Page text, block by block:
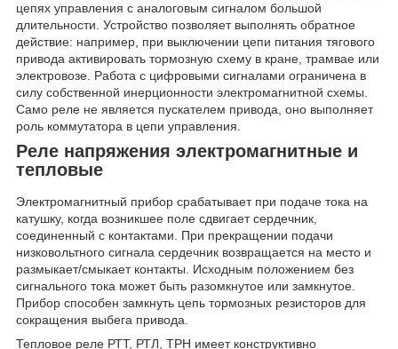
цепях управления с аналоговым сигналом большой
длительности. Устройство позволяет выполнять обратное
действие: например, при выключении цепи питания тягового
привода активировать тормозную схему в кране, трамвае или
электровозе. Работа с цифровыми сигналами ограничена в
силу собственной инерционности электромагнитной схемы.
Само реле не является пускателем привода, оно выполняет
роль коммутатора в цепи управления.
Реле напряжения электромагнитные и
тепловые
Электромагнитный прибор срабатывает при подаче тока на
катушку, когда возникшее поле сдвигает сердечник,
соединенный с контактами. При прекращении подачи
низковольтного сигнала сердечник возвращается на место и
размыкает/смыкает контакты. Исходным положением без
сигнального тока может быть разомкнутое или замкнутое.
Прибор способен замкнуть цепь тормозных резисторов для
сокращения выбега привода.
Тепловое реле РТТ, РТЛ, ТРН имеет конструктивно